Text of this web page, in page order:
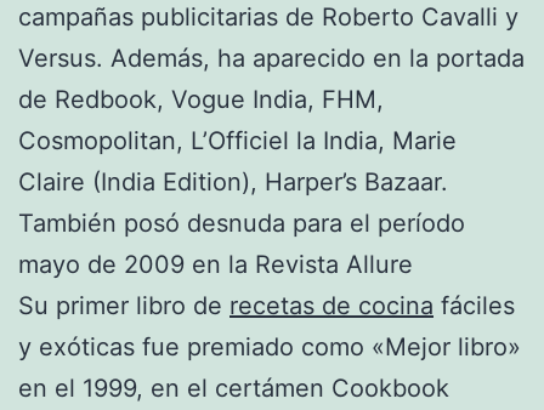
campañas publicitarias de Roberto Cavalli y
Versus. Además, ha aparecido en la portada
de Redbook, Vogue India, FHM,
Cosmopolitan, L’Officiel la India, Marie
Claire (India Edition), Harper’s Bazaar.
También posó desnuda para el período
mayo de 2009 en la Revista Allure
Su primer libro de recetas de cocina fáciles
y exóticas fue premiado como «Mejor libro»
en el 1999, en el certámen Cookbook